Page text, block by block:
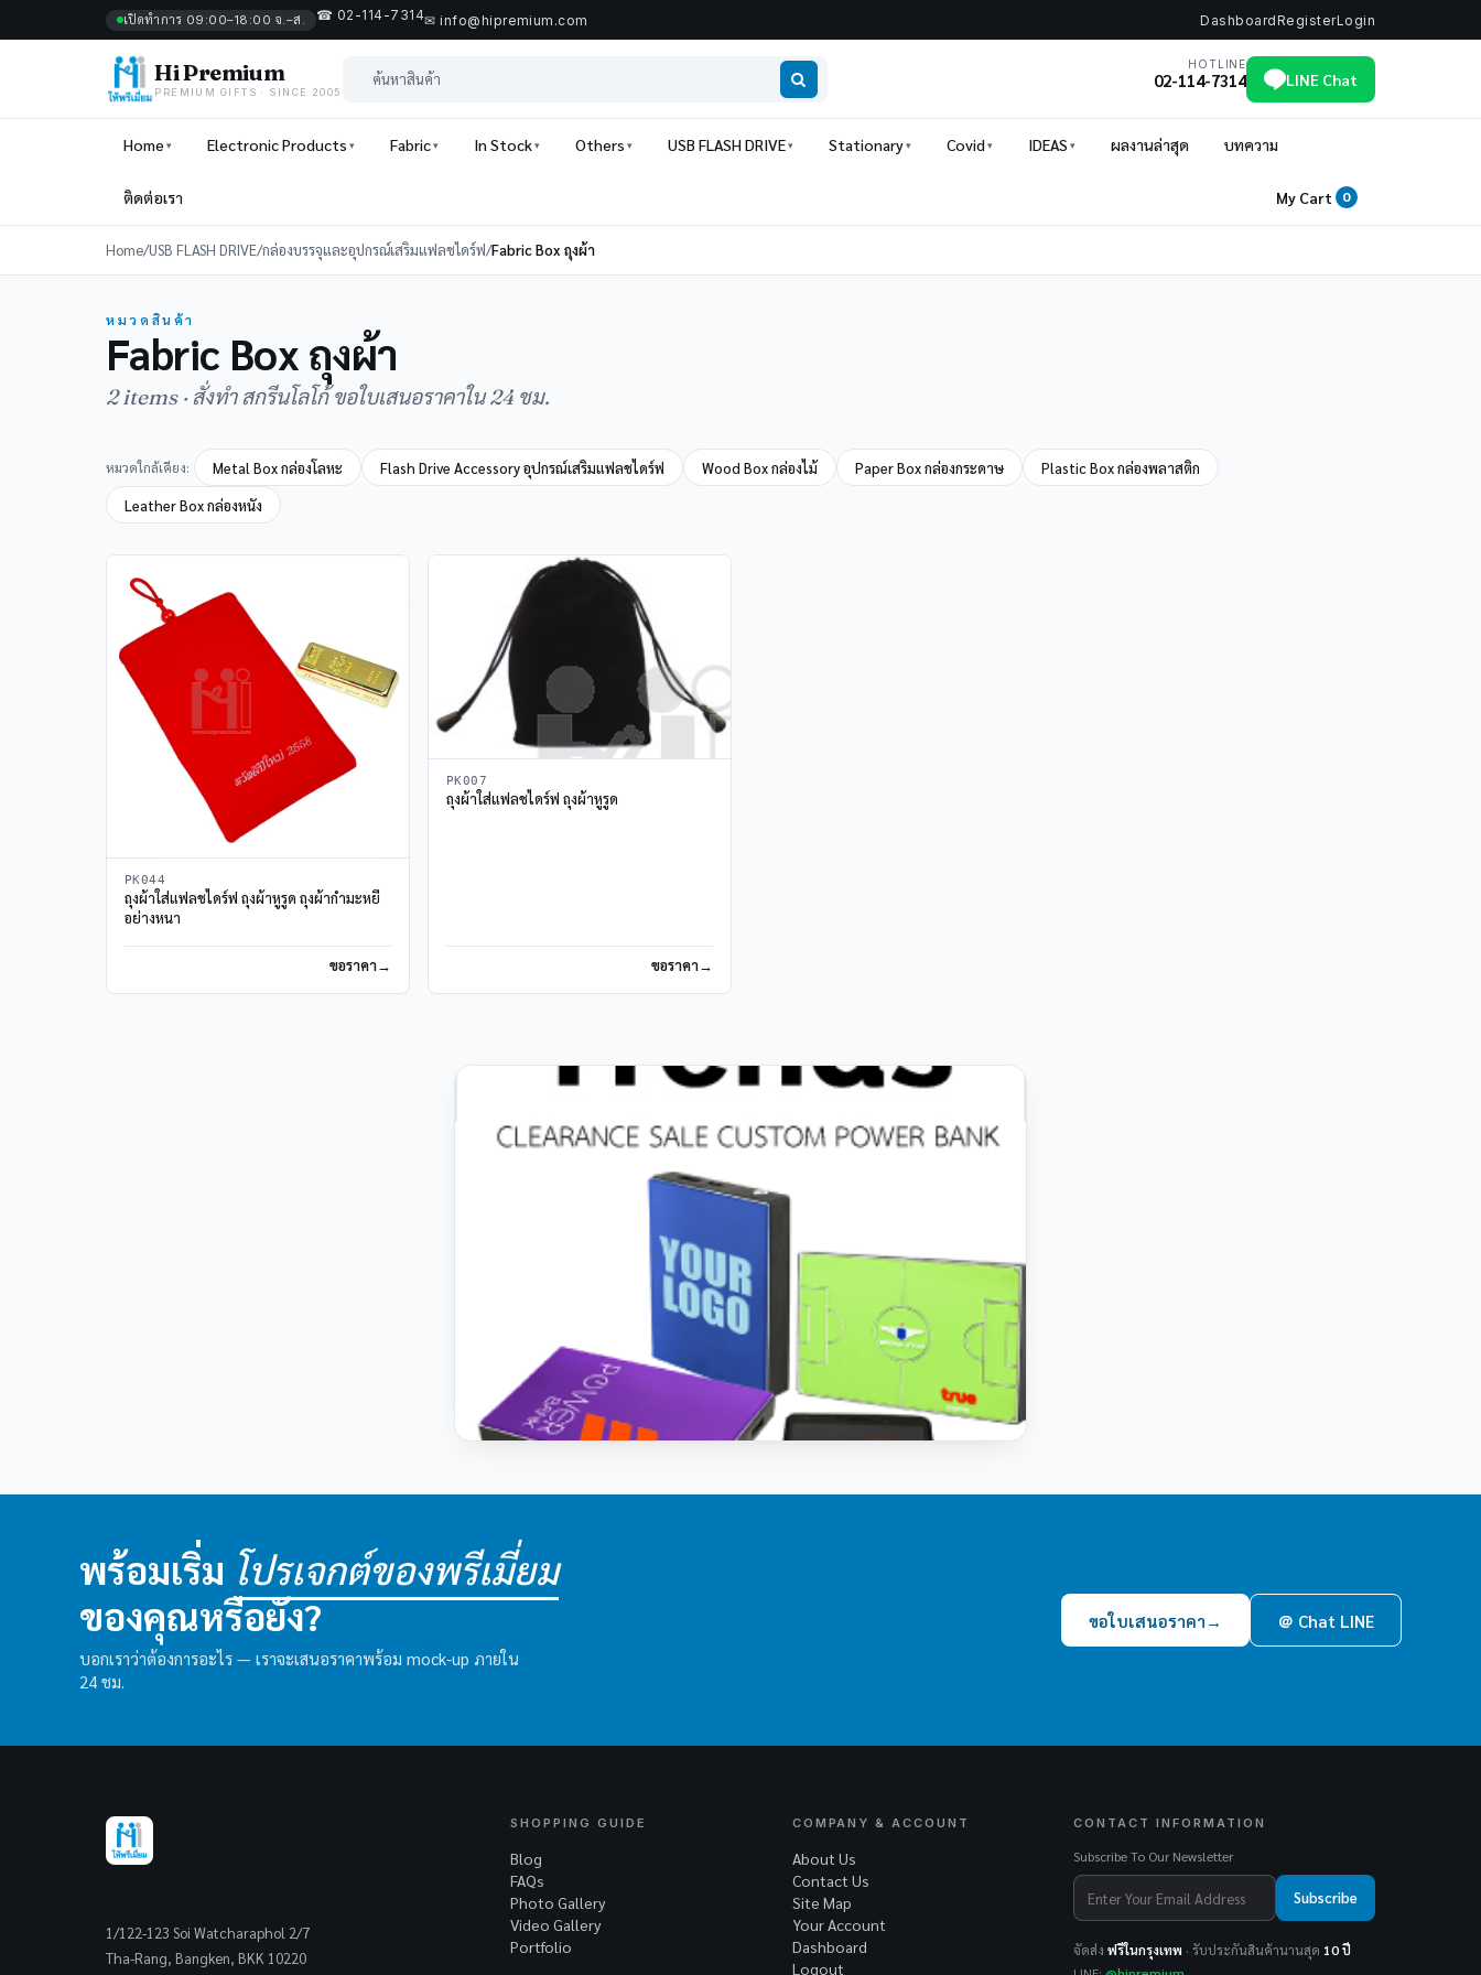
เปิดทำการ 09:00–18:00 จ.–ส. ☎ 02-114-7314✉ info@hipremium.com DashboardRegisterLogin
Hi Premium
PREMIUM GIFTS · SINCE 2005
HOTLINE
02-114-7314 LINE Chat
Home Electronic Products Fabric In Stock Others USB FLASH DRIVE Stationary Covid IDEAS ผลงานล่าสุด บทความ
ติดต่อเรา My Cart 0
Home/USB FLASH DRIVE/กล่องบรรจุและอุปกรณ์เสริมแฟลชไดร์ฟ/Fabric Box ถุงผ้า
หมวดสินค้า
Fabric Box ถุงผ้า
2 items · สั่งทำ สกรีนโลโก้ ขอใบเสนอราคาใน 24 ชม.
หมวดใกล้เคียง: Metal Box กล่องโลหะ Flash Drive Accessory อุปกรณ์เสริมแฟลชไดร์ฟ Wood Box กล่องไม้ Paper Box กล่องกระดาษ
Plastic Box กล่องพลาสติก
Leather Box กล่องหนัง
PK044
ถุงผ้าใส่แฟลชไดร์ฟ ถุงผ้าหูรูด ถุงผ้ากำมะหยี่
อย่างหนา
ขอราคา
PK007
ถุงผ้าใส่แฟลชไดร์ฟ ถุงผ้าหูรูด
ขอราคา
พร้อมเริ่ม โปรเจกต์ของพรีเมี่ยม
ของคุณหรือยัง?
บอกเราว่าต้องการอะไร — เราจะเสนอราคาพร้อม mock-up ภายใน
24 ชม.
ขอใบเสนอราคา → ＠ Chat LINE
1/122-123 Soi Watcharaphol 2/7
Tha-Rang, Bangken, BKK 10220
SHOPPING GUIDE
Blog
FAQs
Photo Gallery
Video Gallery
Portfolio
COMPANY & ACCOUNT
About Us
Contact Us
Site Map
Your Account
Dashboard
Logout
CONTACT INFORMATION
Subscribe To Our Newsletter
Subscribe
จัดส่ง ฟรีในกรุงเทพ · รับประกันสินค้านานสุด 10 ปี